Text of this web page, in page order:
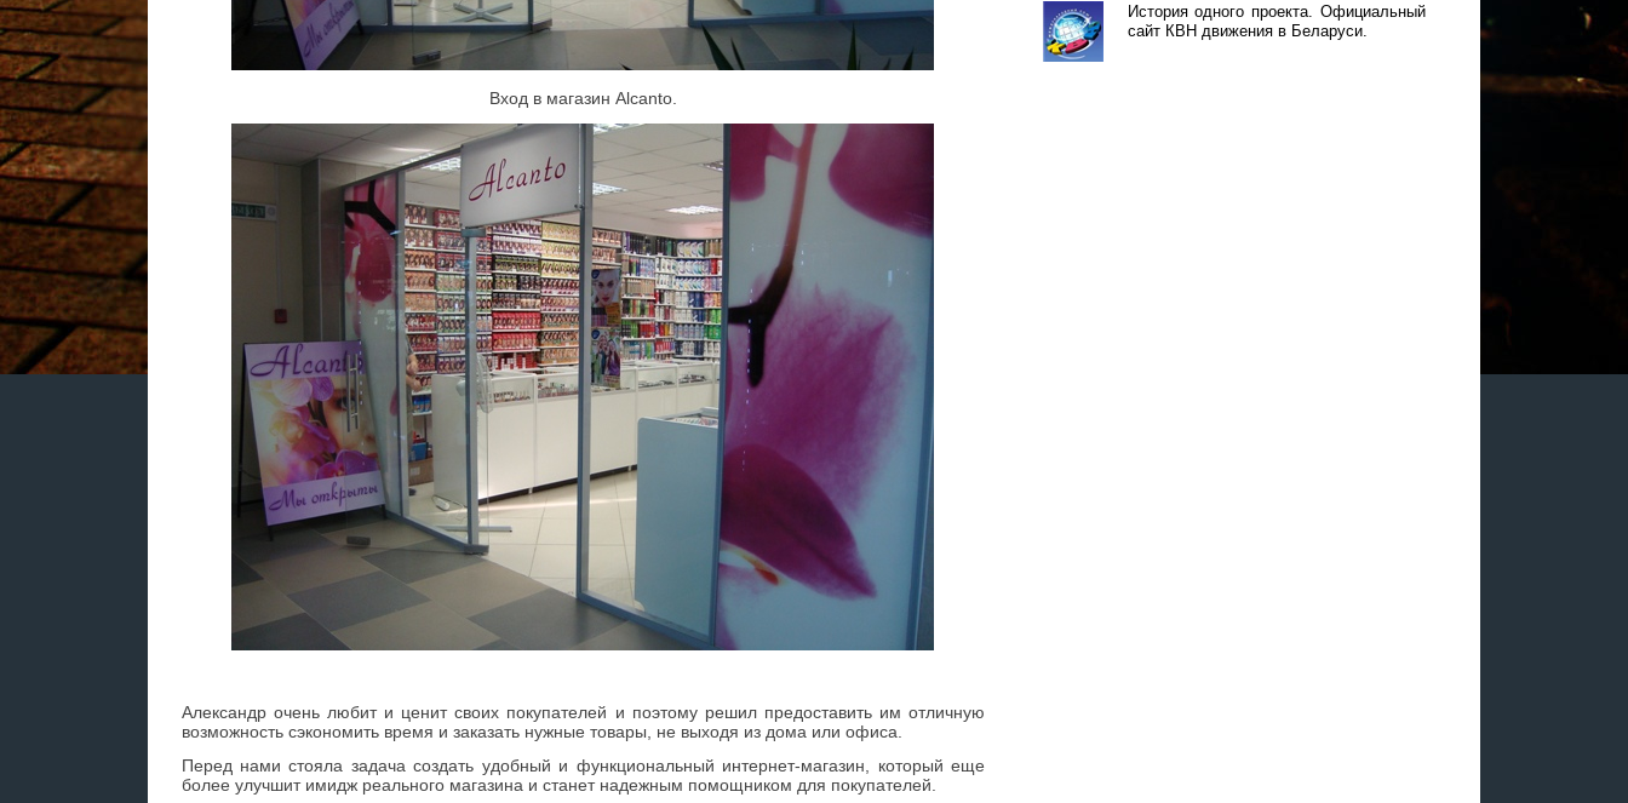
Вход в магазин Alcanto.
Александр очень любит и ценит своих покупателей и поэтому решил предоставить им отличную
возможность сэкономить время и заказать нужные товары, не выходя из дома или офиса.
Перед нами стояла задача создать удобный и функциональный интернет-магазин, который еще
более улучшит имидж реального магазина и станет надежным помощником для покупателей.
История одного проекта. Официальный
сайт КВН движения в Беларуси.